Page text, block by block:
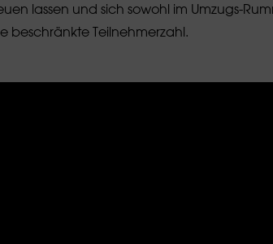
lassen und sich sowohl im Umzugs-
beschränkte Teilnehmerzahl.